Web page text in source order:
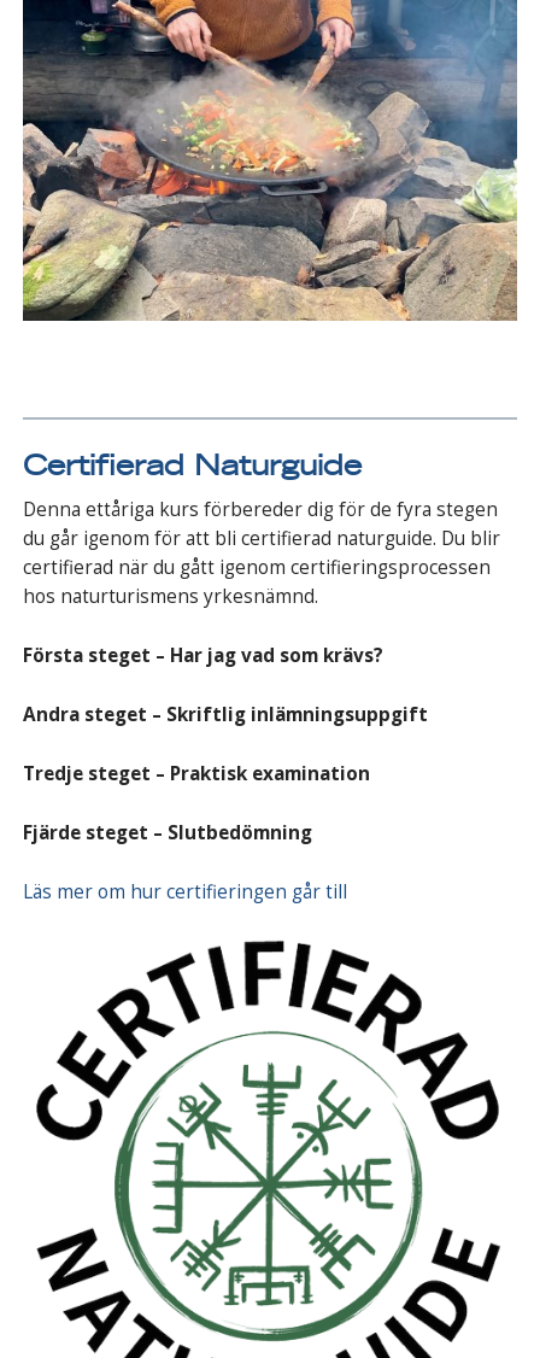
Certifierad Naturguide
Denna ettåriga kurs förbereder dig för de fyra stegen
du går igenom för att bli certifierad naturguide. Du blir
certifierad när du gått igenom certifieringsprocessen
hos naturturismens yrkesnämnd.
Första steget – Har jag vad som krävs?
Andra steget – Skriftlig inlämningsuppgift
Tredje steget – Praktisk examination
Fjärde steget – Slutbedömning
Läs mer om hur certifieringen går till